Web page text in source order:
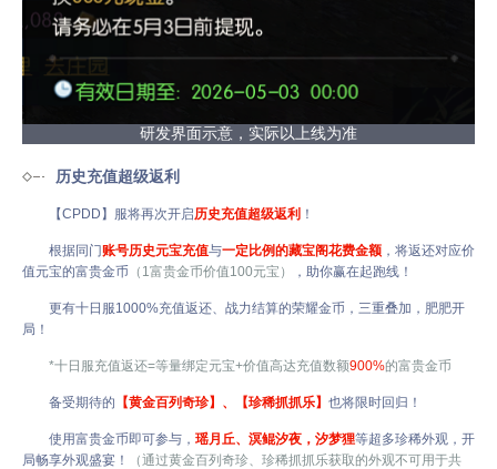
研发界面示意，实际以上线为准
历史充值超级返利
【CPDD】服将再次开启历史充值超级返利 ！
根据同门账号历史元宝充值与一定比例的藏宝阁花费金额 ，将返还对应价
值元宝的富贵金币 （1富贵金币价值100元宝） ，助你赢在起跑线！
更有十日服1000%充值返还、战力结算的荣耀金币，三重叠加，肥肥开
局！
*十日服充值返还=等量绑定元宝+价值高达充值数额900%的富贵金币
备受期待的 【黄金百列奇珍】、【珍稀抓抓乐】 也将限时回归！
使用富贵金币即可参与， 瑶月丘、溟鲲汐夜，汐梦狸等超多珍稀外观，开
局畅享外观盛宴！
（通过黄金百列奇珍、珍稀抓抓乐获取的外观不可用于共